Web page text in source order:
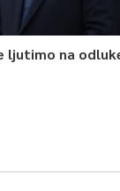
ljutimo na